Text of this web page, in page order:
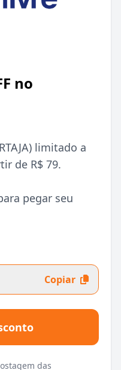
no
limitado a
de R$ 79.
pegar seu
Copiar
das